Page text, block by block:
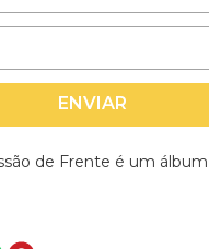
ENVIAR
de Frente é um